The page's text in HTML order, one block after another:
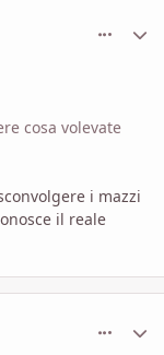
cosa volevate
i mazzi
il reale